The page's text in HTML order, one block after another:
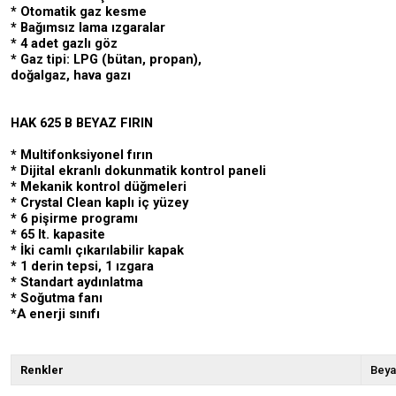
* Otomatik gaz kesme
* Bağımsız lama ızgaralar
* 4 adet gazlı göz
* Gaz tipi: LPG (bütan, propan),
doğalgaz, hava gazı
HAK 625 B BEYAZ FIRIN
* Multifonksiyonel fırın
* Dijital ekranlı dokunmatik kontrol paneli
* Mekanik kontrol düğmeleri
* Crystal Clean kaplı iç yüzey
* 6 pişirme programı
* 65 lt. kapasite
* İki camlı çıkarılabilir kapak
* 1 derin tepsi, 1 ızgara
* Standart aydınlatma
* Soğutma fanı
*A enerji sınıfı
Renkler